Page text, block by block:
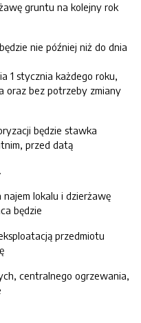
gruntu na kolejny rok
nie później niż do dnia
1 stycznia każdego roku,
oraz bez potrzeby zmiany
będzie stawka
przed datą
najem lokalu i dzierżawę
będzie
przedmiotu
centralnego ogrzewania,